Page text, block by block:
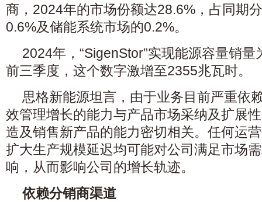
商，2024年的市场份额达28.6%，占同期
0.6%及储能系统市场的0.2%。
2024年，“SigenStor”实现能源容量销
前三季度，这个数字激增至2355兆瓦时。
思格新能源坦言，由于业务目前严重依
效管理增长的能力与产品市场采纳及扩展
造及销售新产品的能力密切相关。任何运
扩大生产规模延迟均可能对公司满足市场
响，从而影响公司的增长轨迹。
依赖分销商渠道